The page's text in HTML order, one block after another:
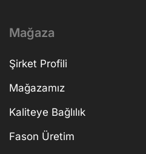
Mağaza
Şirket Profili
Mağazamız
Kaliteye Bağlılık
Fason Üretim